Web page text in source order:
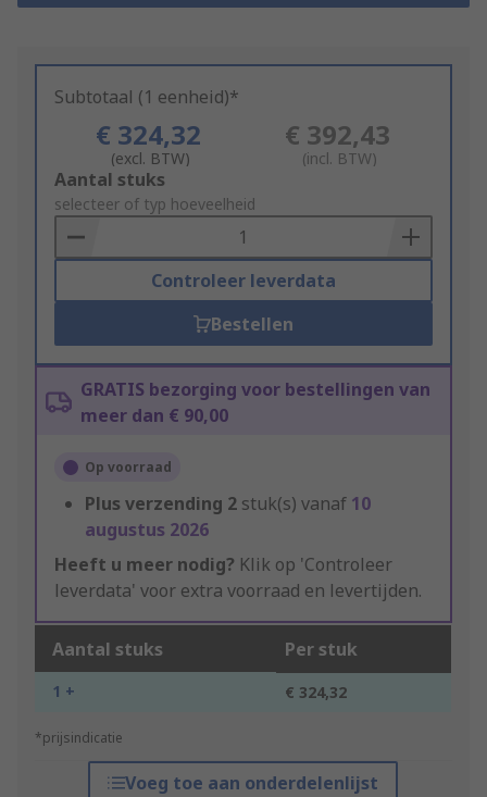
Subtotaal (1 eenheid)*
€ 324,32
(excl. BTW)
€ 392,43
(incl. BTW)
Add
to
Basket
Aantal stuks
selecteer of typ hoeveelheid
Controleer leverdata
Bestellen
GRATIS bezorging voor bestellingen van
meer dan € 90,00
Op voorraad
Plus verzending 2 stuk(s) vanaf 10
augustus 2026
Heeft u meer nodig? Klik op 'Controleer
leverdata' voor extra voorraad en levertijden.
Aantal stuks Per stuk
1 + € 324,32
*prijsindicatie
Voeg toe aan onderdelenlijst